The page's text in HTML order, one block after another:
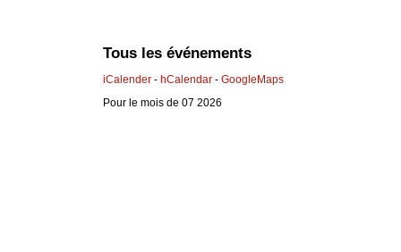
Tous les événements
iCalender - hCalendar - GoogleMaps
Pour le mois de 07 2026